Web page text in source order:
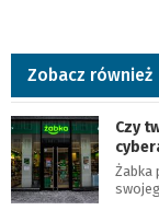
Zobacz również
Czy
Żabka